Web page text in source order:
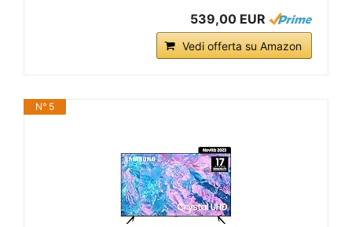
539,00 EUR
Vedi offerta su Amazon
N° 5